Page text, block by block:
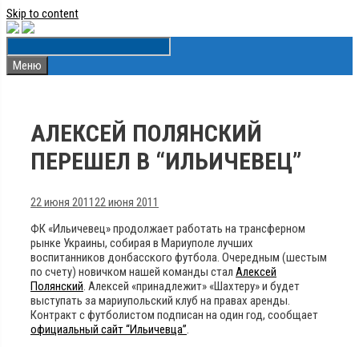
Skip to content
Меню
АЛЕКСЕЙ ПОЛЯНСКИЙ
ПЕРЕШЕЛ В “ИЛЬИЧЕВЕЦ”
22 июня 201122 июня 2011
ФК «Ильичевец» продолжает работать на трансферном
рынке Украины, собирая в Мариуполе лучших
воспитанников донбасского футбола. Очередным (шестым
по счету) новичком нашей команды стал Алексей
Полянский. Алексей «принадлежит» «Шахтеру» и будет
выступать за мариупольский клуб на правах аренды.
Контракт с футболистом подписан на один год, сообщает
официальный сайт “Ильичевца”.